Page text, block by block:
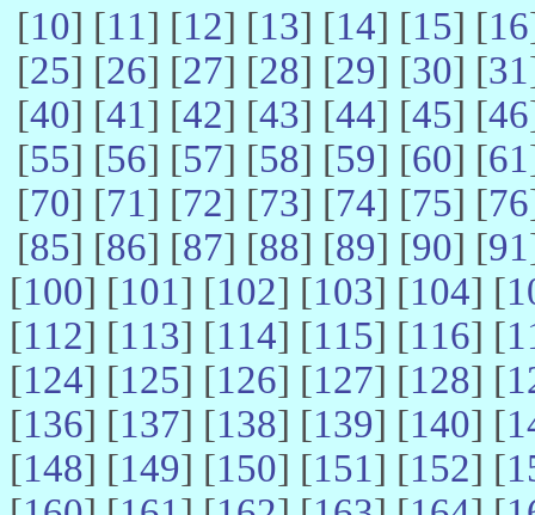
[10] [11] [12] [13] [14] [15] [16
[25] [26] [27] [28] [29] [30] [31
[40] [41] [42] [43] [44] [45] [46
[55] [56] [57] [58] [59] [60] [61
[70] [71] [72] [73] [74] [75] [76
[85] [86] [87] [88] [89] [90] [91
[100] [101] [102] [103] [104] [
[112] [113] [114] [115] [116] [
[124] [125] [126] [127] [128] [
[136] [137] [138] [139] [140] [
[148] [149] [150] [151] [152] [